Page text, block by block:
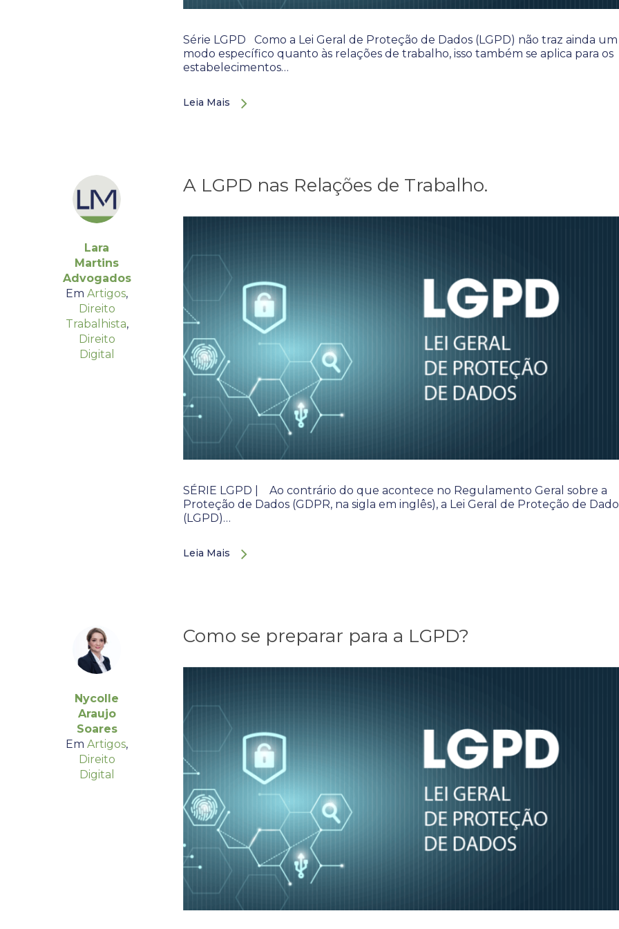
Série LGPD Como a Lei Geral de Proteção de Dados (LGPD) não traz ainda um
modo específico quanto às relações de trabalho, isso também se aplica para os
estabelecimentos…
Leia Mais
Lara
Martins
Advogados
Em Artigos,
Direito
Trabalhista,
Direito
Digital
A LGPD nas Relações de Trabalho.
SÉRIE LGPD | Ao contrário do que acontece no Regulamento Geral sobre a
Proteção de Dados (GDPR, na sigla em inglês), a Lei Geral de Proteção de
(LGPD)…
Leia Mais
Nycolle
Araujo
Soares
Em Artigos,
Direito
Digital
Como se preparar para a LGPD?